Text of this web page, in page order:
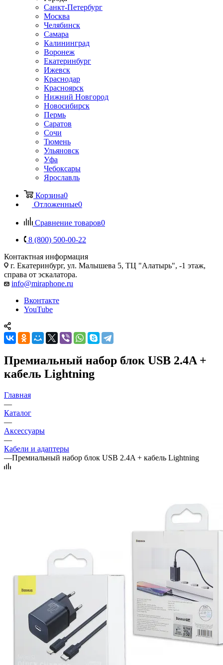
Санкт-Петербург
Москва
Челябинск
Самара
Калининград
Воронеж
Екатеринбург
Ижевск
Краснодар
Красноярск
Нижний Новгород
Новосибирск
Пермь
Саратов
Сочи
Тюмень
Ульяновск
Уфа
Чебоксары
Ярославль
Корзина0
Отложенные0
Сравнение товаров0
8 (800) 500-00-22
Контактная информация
г. Екатеринбург, ул. Малышева 5, ТЦ "Алатырь", -1 этаж,
справа от эскалатора.
info@miraphone.ru
Вконтакте
YouTube
Премиальный набор блок USB 2.4A +
кабель Lightning
Главная
—
Каталог
—
Аксессуары
—
Кабели и адаптеры
—Премиальный набор блок USB 2.4A + кабель Lightning